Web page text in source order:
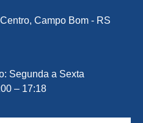
Campo Bom - RS
Segunda a Sexta
– 17:18